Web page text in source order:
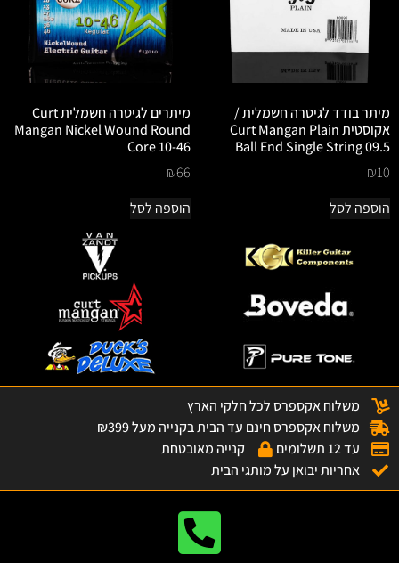
מיתר בודד לגיטרה חשמלית /
אקוסטית Curt Mangan Plain
Ball End Single String 09.5
₪10
הוספה לסל
מיתרים לגיטרה חשמלית Curt
Mangan Nickel Wound Round
Core 10-46
₪66
הוספה לסל
משלוח אקספרס לכל חלקי הארץ
משלוח אקספרס חינם עד הבית בקנייה מעל ₪399
עד 12 תשלומים
קנייה מאובטחת
אחריות יבואן על מותגי הבית